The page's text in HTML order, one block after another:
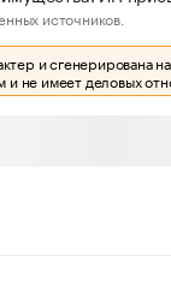
источников.
и сгенерирована
и не имеет деловых